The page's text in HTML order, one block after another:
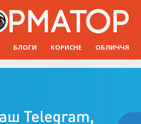
БЛОГИ КОРИСНЕ ОБЛИЧЧЯ